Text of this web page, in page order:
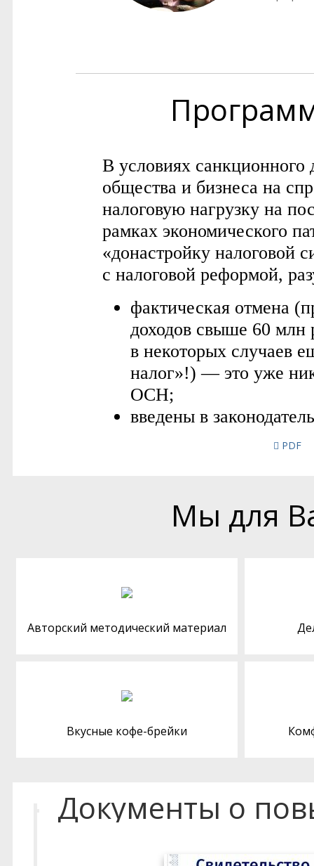
PDF
Мы для
Авторский методический материал
Вкусные кофе-брейки
Документы о